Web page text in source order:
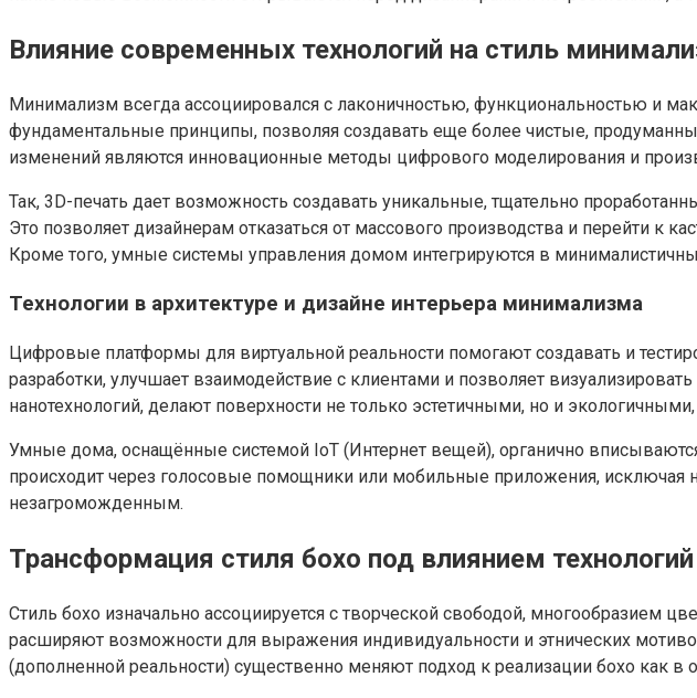
Влияние современных технологий на стиль
Минимализм всегда ассоциировался с лаконичностью, функциональностью и
фундаментальные принципы, позволяя создавать еще более чистые,
изменений являются инновационные методы цифрового моделирования и
Так, 3D-печать дает возможность создавать уникальные, тщательно
Это позволяет дизайнерам отказаться от массового производства и перейти
Кроме того, умные системы управления домом интегрируются в
Технологии в архитектуре и дизайне интерьера минимализма
Цифровые платформы для виртуальной реальности помогают создавать и
разработки, улучшает взаимодействие с клиентами и позволяет
нанотехнологий, делают поверхности не только эстетичными, но и
Умные дома, оснащённые системой IoT (Интернет вещей), органично
происходит через голосовые помощники или мобильные приложения,
незагроможденным.
Трансформация стиля бохо под влиянием технологий
Стиль бохо изначально ассоциируется с творческой свободой, многообразием
расширяют возможности для выражения индивидуальности и этнических
(дополненной реальности) существенно меняют подход к реализации бохо как в